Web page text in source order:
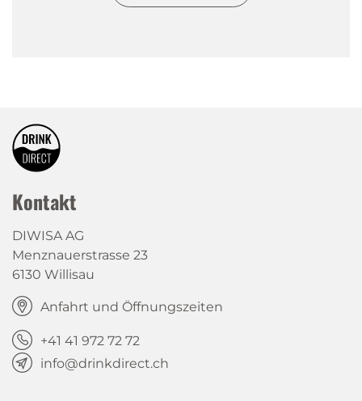
Kontakt
DIWISA AG
Menznauerstrasse 23
6130 Willisau
Anfahrt und Öffnungszeiten
+41 41 972 72 72
info@drinkdirect.ch